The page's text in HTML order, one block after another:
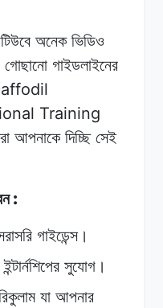
অনেক ভিডিও
গোছানো গাইডলাইনের
Training
আপনাকে দিচ্ছি সেই
:
গাইডেন্স।
ইন্টার্নশিপের সুযোগ।
যা আপনার